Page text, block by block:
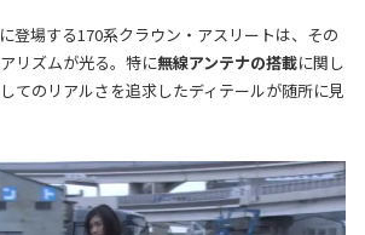
登場する170系クラウン・アスリートは、その
リズムが光る。特に無線アンテナの搭載に関し
てのリアルさを追求したディテールが随所に見